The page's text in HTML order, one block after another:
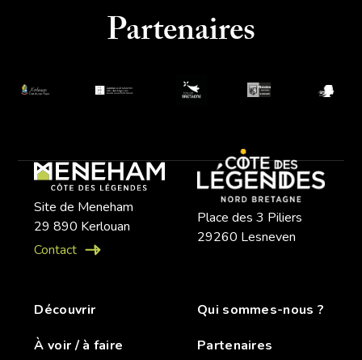
Partenaires
Site de Meneham
29 890 Kerlouan
Contact
Place des 3 Piliers
29260 Lesneven
Découvrir
À voir / à faire
Qui sommes-nous ?
Partenaires